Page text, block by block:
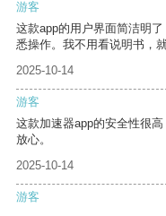
游客
这款app的用户界面简洁明
悉操作。我不用看说明书，
2025-10-14
游客
这款加速器app的安全性很
放心。
2025-10-14
游客